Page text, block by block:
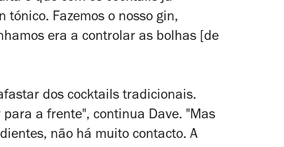
tónico. Fazemos o nosso gin,
era a controlar as bolhas [de
dos cocktails tradicionais.
a frente", continua Dave. "Mas
não há muito contacto. A